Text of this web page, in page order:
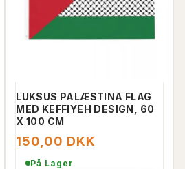
LUKSUS PALÆSTINA FLAG
MED KEFFIYEH DESIGN, 60
X 100 CM
150,00 DKK
På Lager